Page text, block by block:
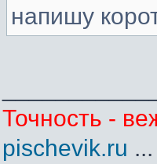
напишу
Точность -
pischevik.ru